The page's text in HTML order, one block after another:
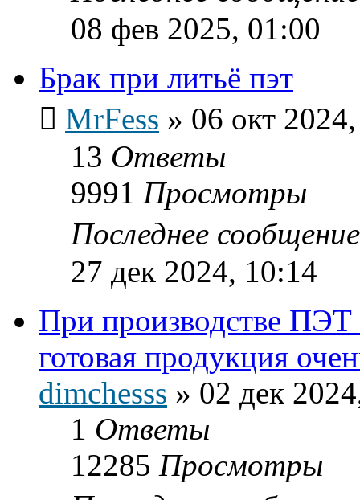
08 фев 2025, 01:00
Брак при литьё пэт
MrFess » 06 окт
13 Ответы
9991 Просмотры
Последнее
27 дек 2024, 10:14
При производстве ПЭТ
готовая продукция
dimchesss » 02 дек
1 Ответы
12285 Просмотры